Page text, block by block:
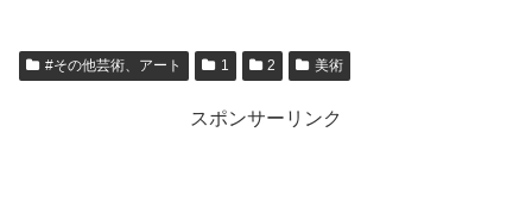
#その他芸術、アート 1 2 美術
スポンサーリンク